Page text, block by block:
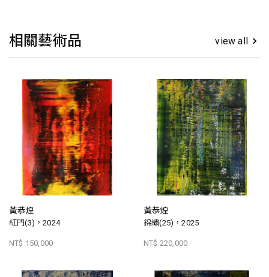
相關藝術品 view all
黃恭煌
紅門(3)，2024
NT$ 150,000
黃恭煌
錦繡(25)，2025
NT$ 220,000